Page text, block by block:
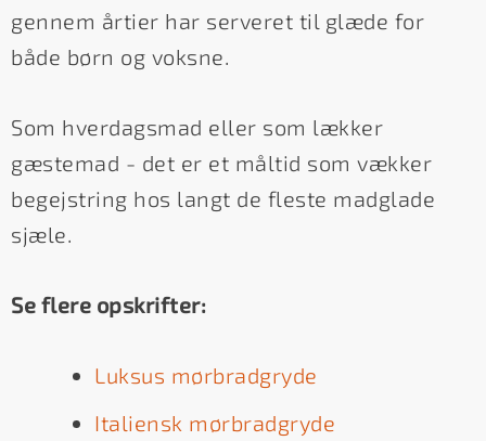
gennem årtier har serveret til glæde for
både børn og voksne.
Som hverdagsmad eller som lækker
gæstemad - det er et måltid som vækker
begejstring hos langt de fleste madglade
sjæle.
Se flere opskrifter:
Luksus mørbradgryde
Italiensk mørbradgryde